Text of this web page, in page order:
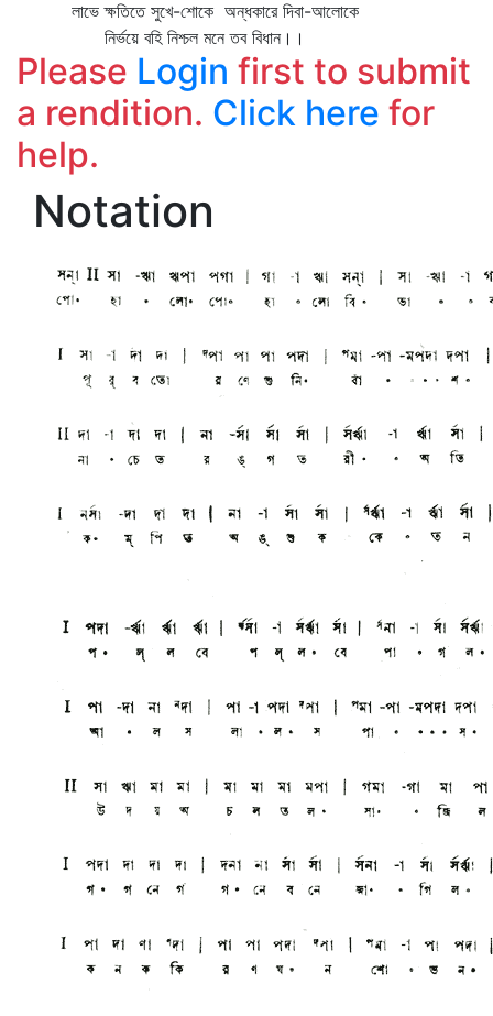
লাভে ক্ষতিতে সুখে-শোকে অন্ধকারে দিবা-আলোকে
নির্ভয়ে বহি নিশ্চল মনে তব বিধান।।
Please Login first to submit
a rendition. Click here for
help.
Notation